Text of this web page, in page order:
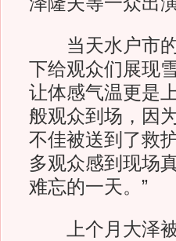
当天水户市的
下给观众们展现
让体感气温更是
般观众到场，因
不佳被送到了救
多观众感到现场
难忘的一天。”
上个月大泽被